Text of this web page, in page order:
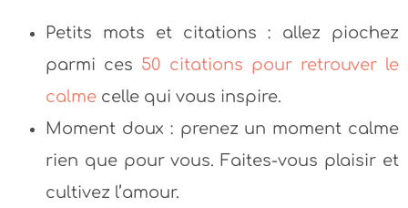
Petits mots et citations : allez piochez
parmi ces 50 citations pour retrouver le
calme celle qui vous inspire.
Moment doux : prenez un moment calme
rien que pour vous. Faites-vous plaisir et
cultivez l’amour.